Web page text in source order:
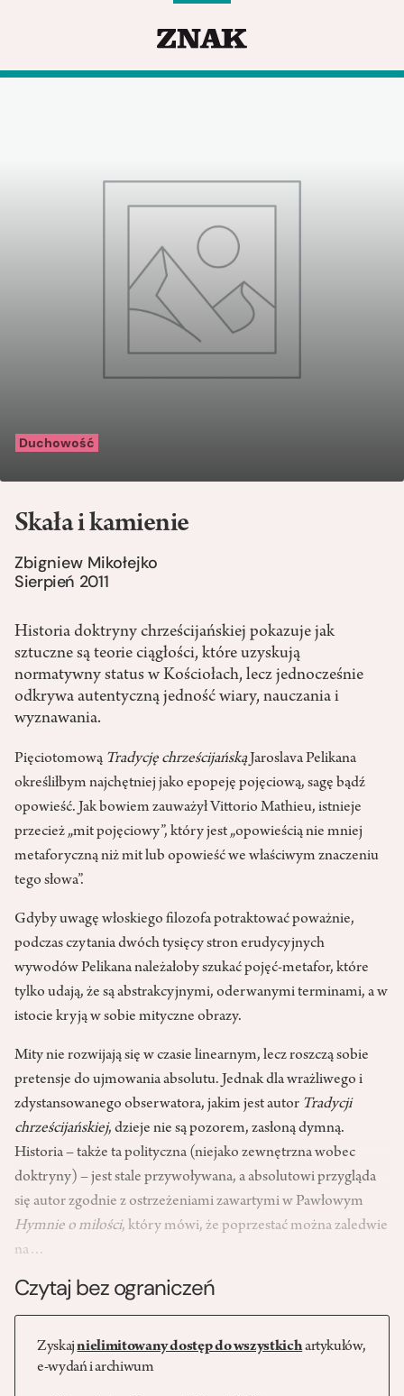
Duchowość
Skała i kamienie
Zbigniew Mikołejko
Sierpień 2011
Historia doktryny chrześcijańskiej pokazuje jak
sztuczne są teorie ciągłości, które uzyskują
normatywny status w Kościołach, lecz jednocześnie
odkrywa autentyczną jedność wiary, nauczania i
wyznawania.
Pięciotomową Tradycję chrześcijańskąJaroslava Pelikana
określiłbym najchętniej jako epopeję pojęciową, sagę bądź
opowieść. Jak bowiem zauważył Vittorio Mathieu, istnieje
przecież „mit pojęciowy”, który jest „opowieścią nie mniej
metaforyczną niż mit lub opowieść we właściwym znaczeniu
tego słowa”.
Gdyby uwagę włoskiego filozofa potraktować poważnie,
podczas czytania dwóch tysięcy stron erudycyjnych
wywodów Pelikana należałoby szukać pojęć-metafor, które
tylko udają, że są abstrakcyjnymi, oderwanymi terminami, a w
istocie kryją w sobie mityczne obrazy.
Mity nie rozwijają się w czasie linearnym, lecz roszczą sobie
pretensje do ujmowania absolutu. Jednak dla wrażliwego i
zdystansowanego obserwatora, jakim jest autor Tradycji
chrześcijańskiej, dzieje nie są pozorem, zasłoną dymną.
Historia – także ta polityczna (niejako zewnętrzna wobec
doktryny) – jest stale przywoływana, a absolutowi przygląda
się autor zgodnie z ostrzeżeniami zawartymi w Pawłowym
Hymnie o miłości, który mówi, że poprzestać można zaledwie
na…
Czytaj bez ograniczeń
Zyskajnielimitowany dostęp do wszystkichartykułów,
e-wydań i archiwum